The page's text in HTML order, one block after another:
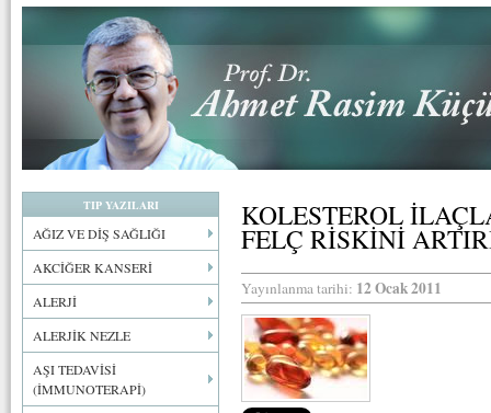
TIP YAZILARI
AĞIZ VE DİŞ SAĞLIĞI
AKCİĞER KANSERİ
ALERJİ
ALERJİK NEZLE
AŞI TEDAVİSİ
(İMMUNOTERAPİ)
KOLESTEROL
FELÇ RİSKİNİ
Yayınlanma tarihi: 12 Ocak 2011